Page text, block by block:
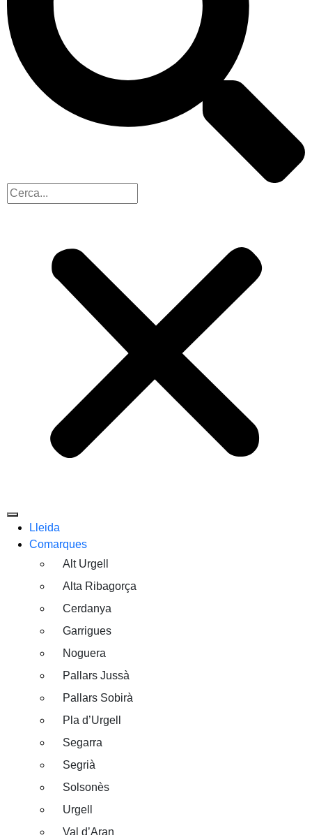
Lleida
Comarques
Alt Urgell
Alta Ribagorça
Cerdanya
Garrigues
Noguera
Pallars Jussà
Pallars Sobirà
Pla d’Urgell
Segarra
Segrià
Solsonès
Urgell
Val d’Aran